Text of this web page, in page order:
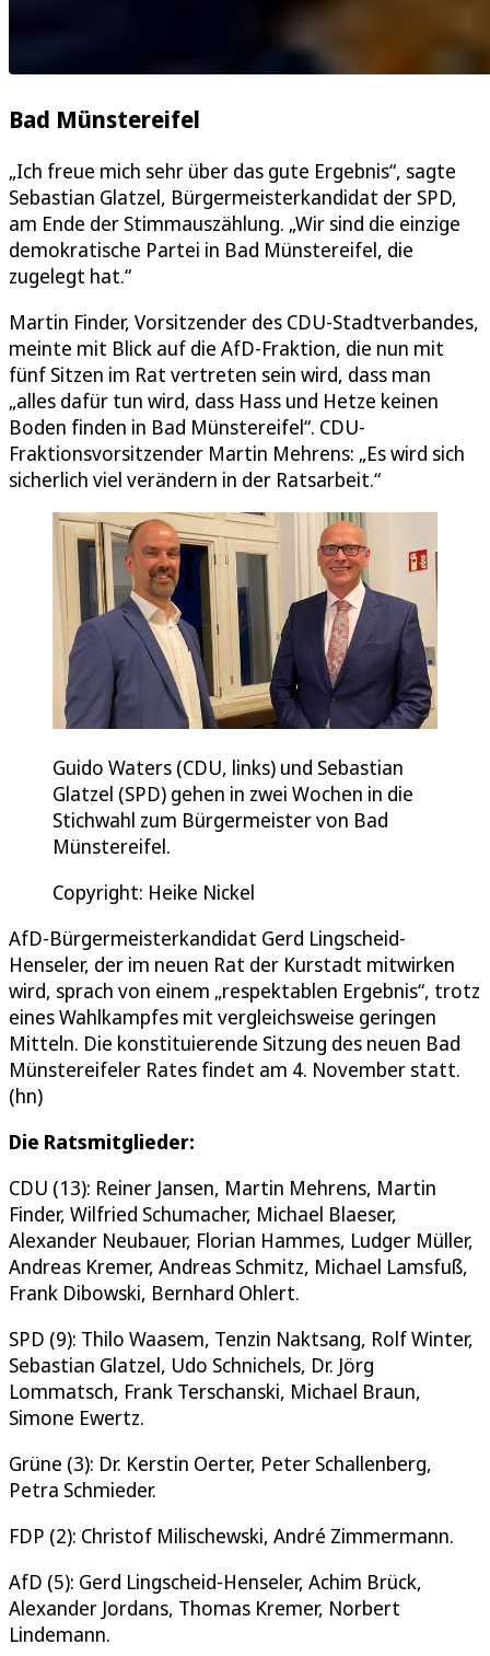
Bad Münstereifel
„Ich freue mich sehr über das gute Ergebnis“, sagte
Sebastian Glatzel, Bürgermeisterkandidat der SPD,
am Ende der Stimmauszählung. „Wir sind die einzige
demokratische Partei in Bad Münstereifel, die
zugelegt hat.“
Martin Finder, Vorsitzender des CDU-Stadtverbandes,
meinte mit Blick auf die AfD-Fraktion, die nun mit
fünf Sitzen im Rat vertreten sein wird, dass man
„alles dafür tun wird, dass Hass und Hetze keinen
Boden finden in Bad Münstereifel“. CDU-
Fraktionsvorsitzender Martin Mehrens: „Es wird sich
sicherlich viel verändern in der Ratsarbeit.“
Guido Waters (CDU, links) und Sebastian
Glatzel (SPD) gehen in zwei Wochen in die
Stichwahl zum Bürgermeister von Bad
Münstereifel.
Copyright: Heike Nickel
AfD-Bürgermeisterkandidat Gerd Lingscheid-
Henseler, der im neuen Rat der Kurstadt mitwirken
wird, sprach von einem „respektablen Ergebnis“, trotz
eines Wahlkampfes mit vergleichsweise geringen
Mitteln. Die konstituierende Sitzung des neuen Bad
Münstereifeler Rates findet am 4. November statt.
(hn)
Die Ratsmitglieder:
CDU (13): Reiner Jansen, Martin Mehrens, Martin
Finder, Wilfried Schumacher, Michael Blaeser,
Alexander Neubauer, Florian Hammes, Ludger Müller,
Andreas Kremer, Andreas Schmitz, Michael Lamsfuß,
Frank Dibowski, Bernhard Ohlert.
SPD (9): Thilo Waasem, Tenzin Naktsang, Rolf Winter,
Sebastian Glatzel, Udo Schnichels, Dr. Jörg
Lommatsch, Frank Terschanski, Michael Braun,
Simone Ewertz.
Grüne (3): Dr. Kerstin Oerter, Peter Schallenberg,
Petra Schmieder.
FDP (2): Christof Milischewski, André Zimmermann.
AfD (5): Gerd Lingscheid-Henseler, Achim Brück,
Alexander Jordans, Thomas Kremer, Norbert
Lindemann.